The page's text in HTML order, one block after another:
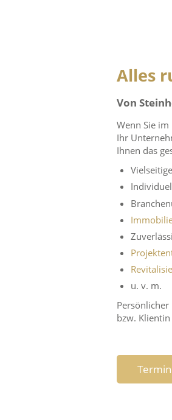
Alles
Von
Wenn Sie
Ihr
Ihnen das
u. v. m.
bzw.